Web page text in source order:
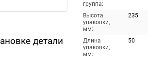
детали
группа:
Высота
упаковки,
мм:
235
Длина
упаковки,
мм:
50